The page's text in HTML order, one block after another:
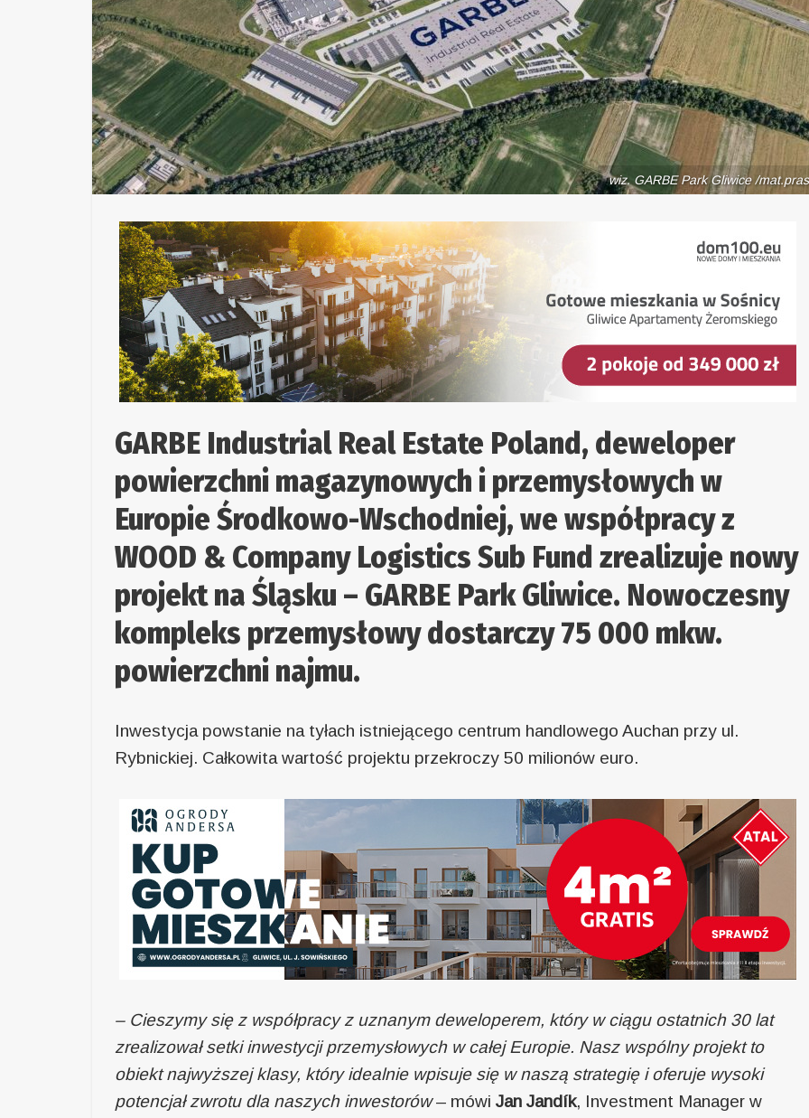
wiz. GARBE Park Gliwice /
GARBE Industrial Real Estate Poland, deweloper
powierzchni magazynowych i przemysłowych w
Europie Środkowo-Wschodniej, we współpracy z
WOOD & Company Logistics Sub Fund zrealizuje nowy
projekt na Śląsku – GARBE Park Gliwice. Nowoczesny
kompleks przemysłowy dostarczy 75 000 mkw.
powierzchni najmu.
Inwestycja powstanie na tyłach istniejącego centrum handlowego Auchan przy ul.
Rybnickiej. Całkowita wartość projektu przekroczy 50 milionów euro.
– Cieszymy się z współpracy z uznanym deweloperem, który w ciągu ostatnich 30 lat
zrealizował setki inwestycji przemysłowych w całej Europie. Nasz wspólny projekt to
obiekt najwyższej klasy, który idealnie wpisuje się w naszą strategię i oferuje wysoki
potencjał zwrotu dla naszych inwestorów– mówi Jan Jandík, Investment Manager w